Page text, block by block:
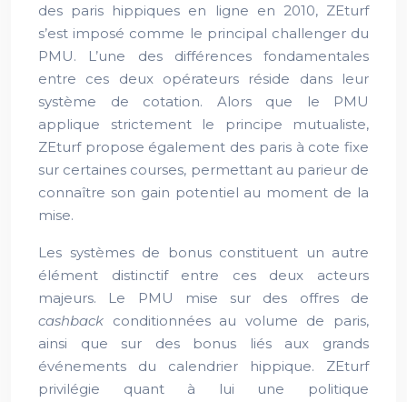
des paris hippiques en ligne en 2010, ZEturf
s’est imposé comme le principal challenger du
PMU. L’une des différences fondamentales
entre ces deux opérateurs réside dans leur
système de cotation. Alors que le PMU
applique strictement le principe mutualiste,
ZEturf propose également des paris à cote fixe
sur certaines courses, permettant au parieur de
connaître son gain potentiel au moment de la
mise.
Les systèmes de bonus constituent un autre
élément distinctif entre ces deux acteurs
majeurs. Le PMU mise sur des offres de
cashback conditionnées au volume de paris,
ainsi que sur des bonus liés aux grands
événements du calendrier hippique. ZEturf
privilégie quant à lui une politique